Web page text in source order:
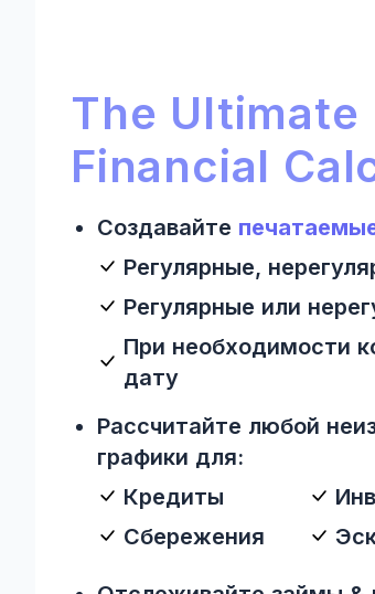
Рекламный раздел
The Ultimate
Financial
Создавайте
Регулярные,
Регулярные или
При необходимости
дату
Рассчитайте любой
графики для:
Кредиты
Сбережения